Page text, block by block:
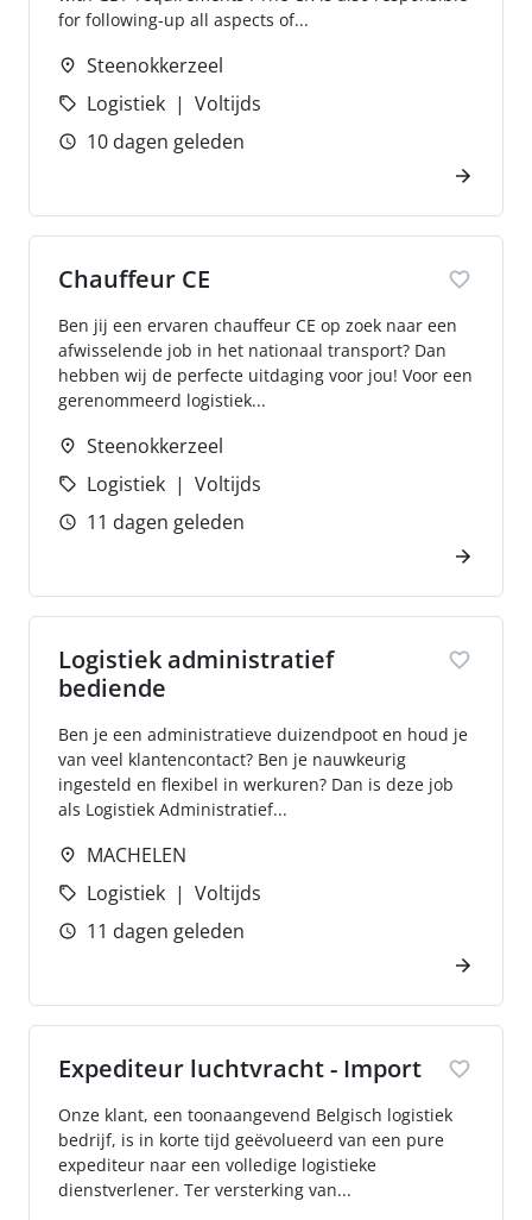
for following-up all aspects of...
Steenokkerzeel
Logistiek
Voltijds
10 dagen geleden
Chauffeur CE
Ben jij een ervaren chauffeur CE op zoek naar een
afwisselende job in het nationaal transport? Dan
hebben wij de perfecte uitdaging voor jou! Voor een
gerenommeerd logistiek...
Steenokkerzeel
Logistiek
Voltijds
11 dagen geleden
Logistiek administratief
bediende
Ben je een administratieve duizendpoot en houd je
van veel klantencontact? Ben je nauwkeurig
ingesteld en flexibel in werkuren? Dan is deze job
als Logistiek Administratief...
MACHELEN
Logistiek
Voltijds
11 dagen geleden
Expediteur luchtvracht - Import
Onze klant, een toonaangevend Belgisch logistiek
bedrijf, is in korte tijd geëvolueerd van een pure
expediteur naar een volledige logistieke
dienstverlener. Ter versterking van...